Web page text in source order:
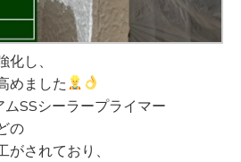
化し、
めました
SSシーラープライマー
の
れており、